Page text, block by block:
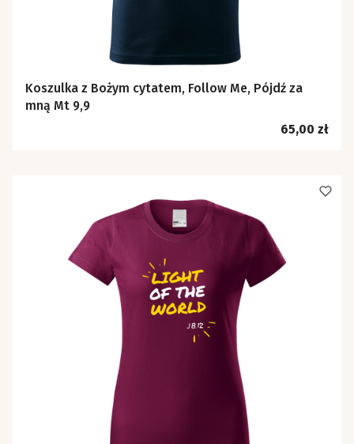
Koszulka z Bożym cytatem, Follow Me, Pójdź za
mną Mt 9,9
Cena
65,00 zł